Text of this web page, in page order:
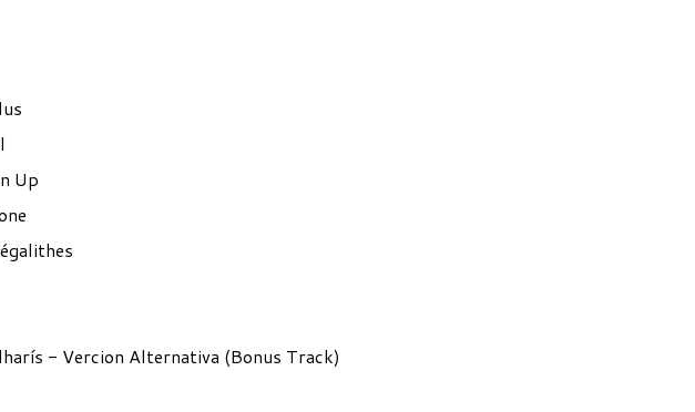
Up
- Vercion Alternativa (Bonus Track)